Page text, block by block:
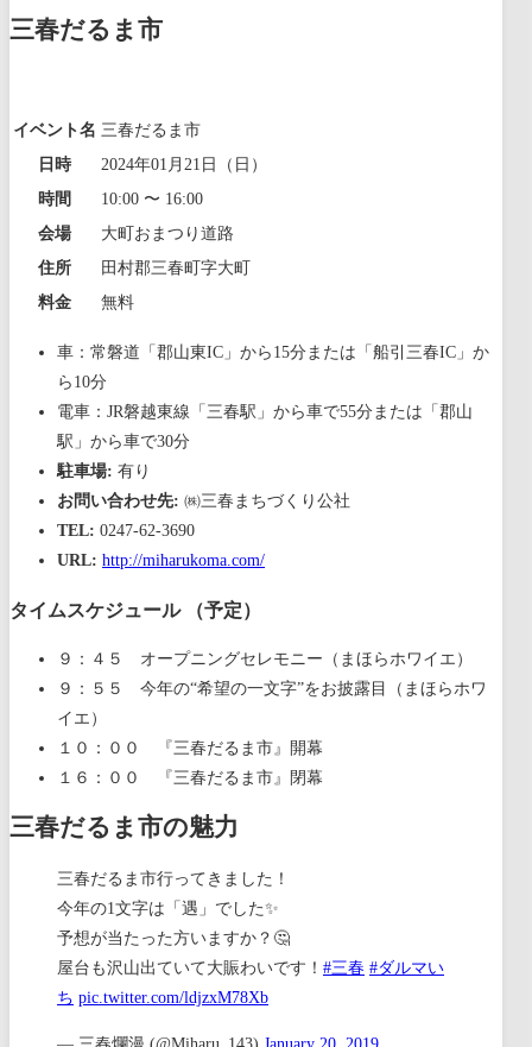
三春だるま市
イベント名 三春だるま市
日時
2024年01月21日（日）
時間
10:00 〜 16:00
会場
大町おまつり道路
住所
田村郡三春町字大町
料金
無料
車：常磐道「郡山東IC」から15分または「船引三春IC」か
ら10分
電車：JR磐越東線「三春駅」から車で55分または「郡山
駅」から車で30分
駐車場: 有り
お問い合わせ先: ㈱三春まちづくり公社
TEL: 0247-62-3690
URL: http://miharukoma.com/
タイムスケジュール （予定）
９：４５ オープニングセレモニー（まほらホワイエ）
９：５５ 今年の“希望の一文字”をお披露目（まほらホワ
イエ）
１０：００ 『三春だるま市』開幕
１６：００ 『三春だるま市』閉幕
三春だるま市の魅力
三春だるま市行ってきました！
今年の1文字は「遇」でした✨
予想が当たった方いますか？🤔
屋台も沢山出ていて大賑わいです！ #三春 #ダルマい
ち pic.twitter.com/ldjzxM78Xb